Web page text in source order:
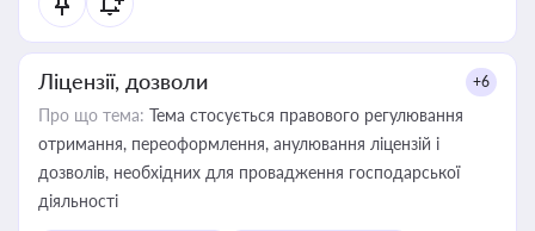
Ліцензії, дозволи +6
Про що тема: Тема стосується правового регулювання
отримання, переоформлення, анулювання ліцензій і
дозволів, необхідних для провадження господарської
діяльності